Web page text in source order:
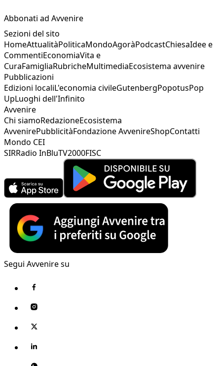
Abbonati ad Avvenire
Sezioni del sito
HomeAttualitàPoliticaMondoAgoràPodcastChiesaIdee e
CommentiEconomiaVita e
CuraFamigliaRubricheMultimediaEcosistema avvenire
Pubblicazioni
Edizioni localiL'economia civileGutenbergPopotusPop
UpLuoghi dell'Infinito
Avvenire
Chi siamoRedazioneEcosistema
AvvenirePubblicitàFondazione AvvenireShopContatti
Mondo CEI
SIRRadio InBluTV2000FISC
Segui Avvenire su